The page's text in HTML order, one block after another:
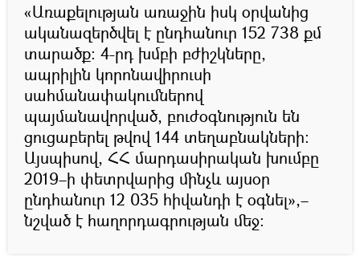
«Առաքելության առաջին իսկ օրվանից
ականազերծվել է ընդհանուր 152 738 քմ
տարածք: 4-րդ խմբի բժիշկները,
ապրիլին կորոնավիրուսի
սահմանափակումներով
պայմանավորված, բուժօգնություն են
ցուցաբերել թվով 144 տեղաբնակների:
Այսպիսով, ՀՀ մարդասիրական խումբը
2019–ի փետրվարից մինչև այսօր
ընդհանուր 12 035 հիվանդի է օգնել»,–
նշված է հաղորդագրության մեջ։